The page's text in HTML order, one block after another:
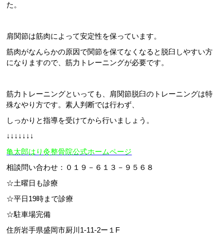
た。
肩関節は筋肉によって安定性を保っています。
筋肉がなんらかの原因で関節を保てなくなると脱臼しやすい方
になりますので、筋力トレーニングが必要です。
筋力トレーニングといっても、肩関節脱臼のトレーニングは特
殊なやり方です。素人判断では行わず、
しっかりと指導を受けてから行いましょう。
↓↓↓↓↓↓↓
亀太郎はり灸整骨院公式ホームページ
相談問い合わせ：０１９－６１３－９５６８
☆土曜日も診療
☆平日19時まで診療
☆駐車場完備
住所岩手県盛岡市厨川1-11-2ー１F